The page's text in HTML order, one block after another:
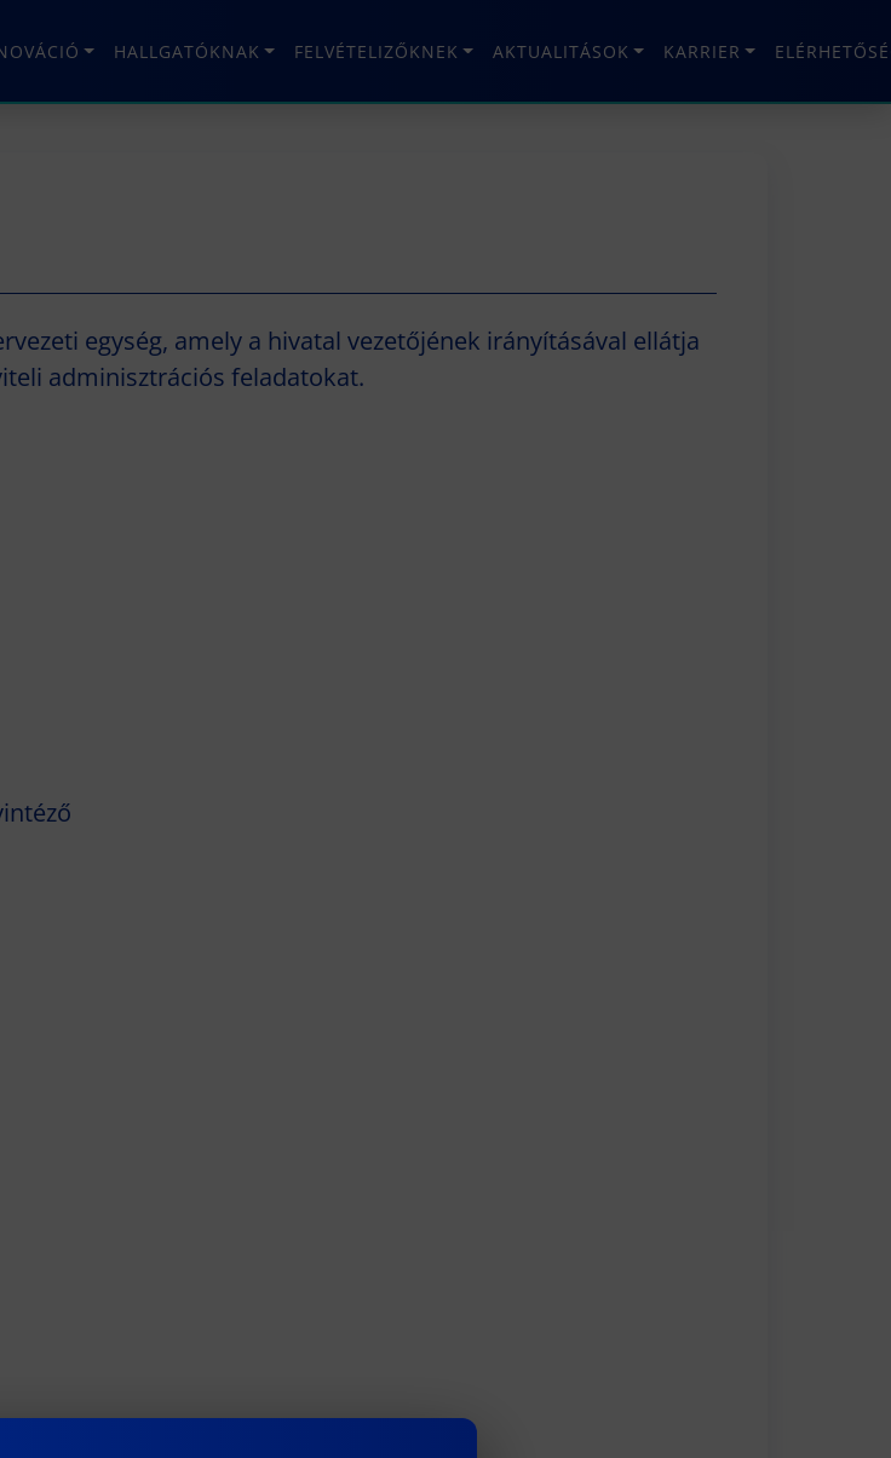
HALLGATÓKNAK FELVÉTELIZŐKNEK AKTUALITÁSOK KARRIER
egység, amely a hivatal vezetőjének irányításával ellátja
adminisztrációs feladatokat.